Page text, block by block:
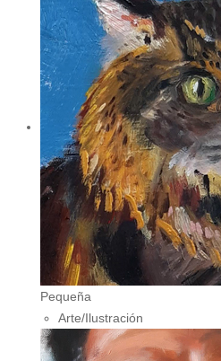
Pequeña
Arte/Ilustración